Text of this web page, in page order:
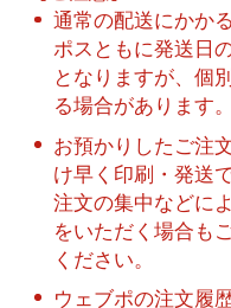
通常の配送にかか
ポスともに発送日
となりますが、個
る場合があります。
お預かりしたご注
け早く印刷・発送
注文の集中などに
をいただく場合も
ください。
ウェブポの注文履